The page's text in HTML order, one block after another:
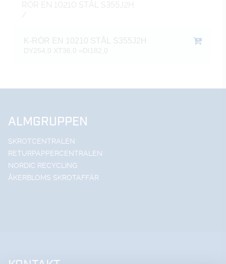
RÖR EN 10210 STÅL S355J2H
/
K-RÖR EN 10210 STÅL S355J2H
DY254,0 XT36,0 =DI182,0
ALMGRUPPEN
SKROTCENTRALEN
RETURPAPPERCENTRALEN
NORDIC RECYCLING
ÅKERBLOMS SKROTAFFÄR